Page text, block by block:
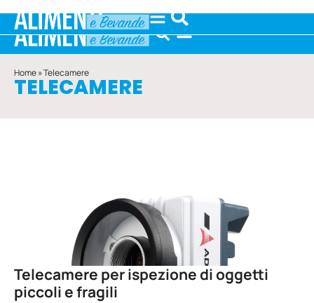
Home»Telecamere
TELECAMERE
Telecamere per ispezione di oggetti
piccoli e fragili